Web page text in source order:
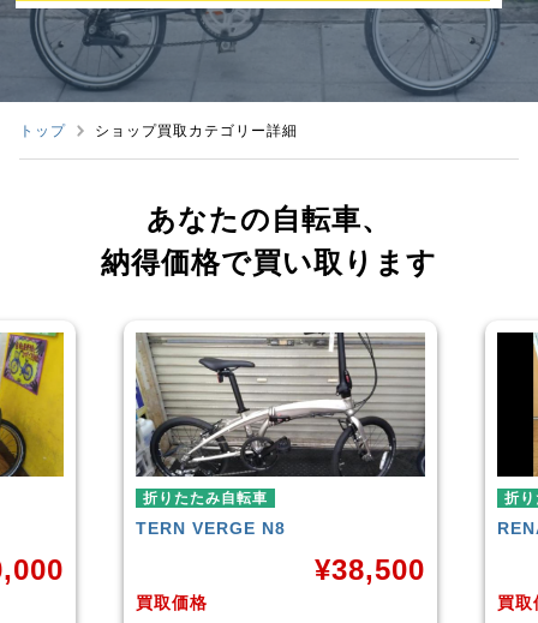
トップ ショップ買取カテゴリー詳細
あなたの自転車、
納得価格で買い取ります
折りたたみ自転車
TERNVERGE N8
買取価格
38,500
折りた
買取価格